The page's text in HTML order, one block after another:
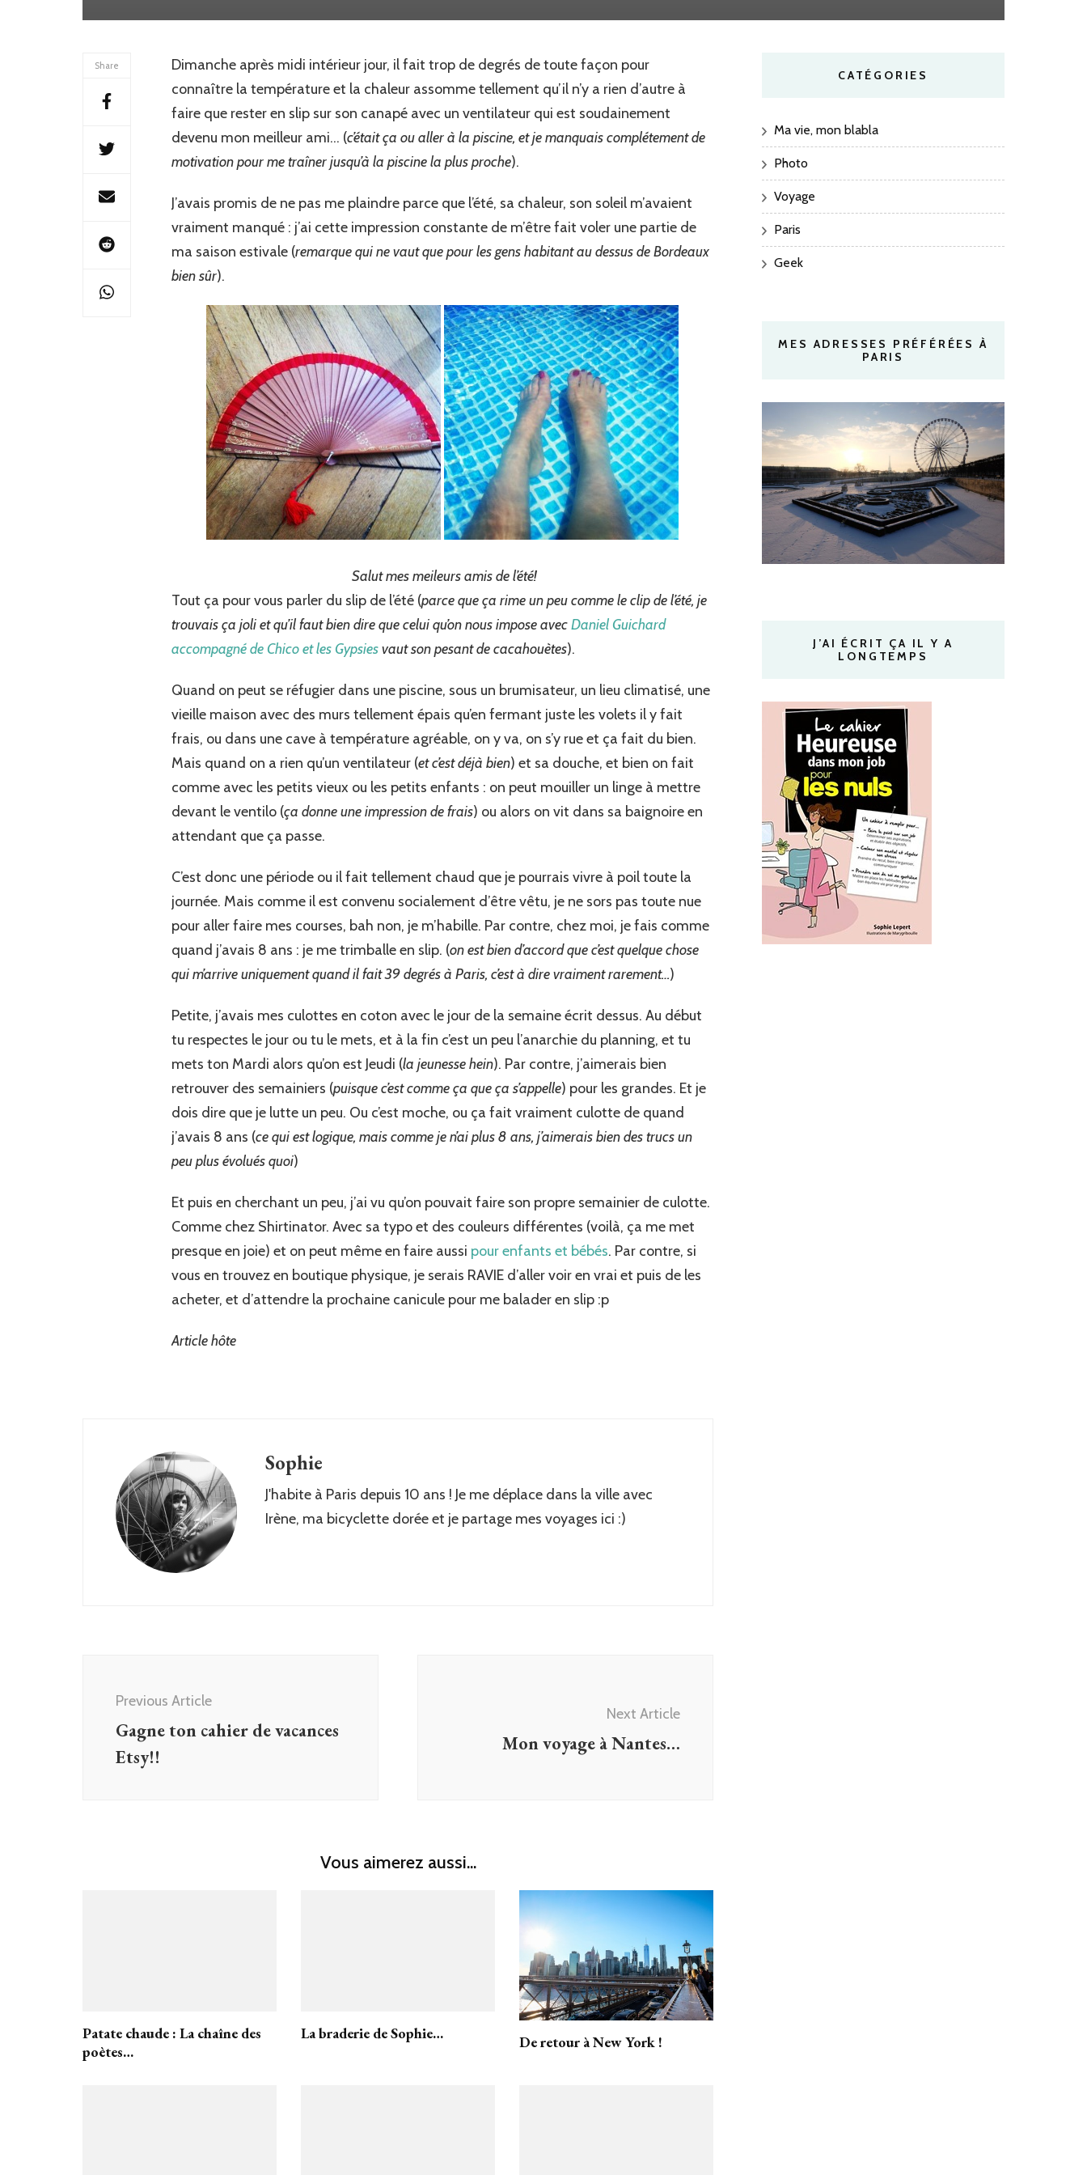
Share
Dimanche après midi intérieur jour, il fait trop de degrés de toute façon pour
connaître la température et la chaleur assomme tellement qu’il n’y a rien d’autre à
faire que rester en slip sur son canapé avec un ventilateur qui est soudainement
devenu mon meilleur ami… (c’était ça ou aller à la piscine, et je manquais complétement de
motivation pour me traîner jusqu’à la piscine la plus proche).
J’avais promis de ne pas me plaindre parce que l’été, sa chaleur, son soleil m’avaient
vraiment manqué : j’ai cette impression constante de m’être fait voler une partie de
ma saison estivale (remarque qui ne vaut que pour les gens habitant au dessus de Bordeaux
bien sûr).
Salut mes meileurs amis de l’été!
Tout ça pour vous parler du slip de l’été (parce que ça rime un peu comme le clip de l’été, je
trouvais ça joli et qu’il faut bien dire que celui qu’on nous impose avecDaniel Guichard
accompagné de Chico et les Gypsiesvaut son pesant de cacahouètes).
Quand on peut se réfugier dans une piscine, sous un brumisateur, un lieu climatisé, une
vieille maison avec des murs tellement épais qu’en fermant juste les volets il y fait
frais, ou dans une cave à température agréable, on y va, on s’y rue et ça fait du bien.
Mais quand on a rien qu’un ventilateur (et c’est déjà bien) et sa douche, et bien on fait
comme avec les petits vieux ou les petits enfants : on peut mouiller un linge à mettre
devant le ventilo (ça donne une impression de frais) ou alors on vit dans sa baignoire en
attendant que ça passe.
C’est donc une période ou il fait tellement chaud que je pourrais vivre à poil toute la
journée. Mais comme il est convenu socialement d’être vêtu, je ne sors pas toute nue
pour aller faire mes courses, bah non, je m’habille. Par contre, chez moi, je fais comme
quand j’avais 8 ans : je me trimballe en slip. (on est bien d’accord que c’est quelque chose
qui m’arrive uniquement quand il fait 39 degrés à Paris, c’est à dire vraiment rarement…)
Petite, j’avais mes culottes en coton avec le jour de la semaine écrit dessus. Au début
tu respectes le jour ou tu le mets, et à la fin c’est un peu l’anarchie du planning, et tu
mets ton Mardi alors qu’on est Jeudi (la jeunesse hein). Par contre, j’aimerais bien
retrouver des semainiers (puisque c’est comme ça que ça s’appelle) pour les grandes. Et je
dois dire que je lutte un peu. Ou c’est moche, ou ça fait vraiment culotte de quand
j’avais 8 ans (ce qui est logique, mais comme je n’ai plus 8 ans, j’aimerais bien des trucs un
peu plus évolués quoi)
Et puis en cherchant un peu, j’ai vu qu’on pouvait faire son propre semainier de culotte.
Comme chez Shirtinator. Avec sa typo et des couleurs différentes (voilà, ça me met
presque en joie) et on peut même en faire aussi pour enfants et bébés. Par contre, si
vous en trouvez en boutique physique, je serais RAVIE d’aller voir en vrai et puis de les
acheter, et d’attendre la prochaine canicule pour me balader en slip :p
Article hôte
Sophie
J'habite à Paris depuis 10 ans ! Je me déplace dans la ville avec
Irène, ma bicyclette dorée et je partage mes voyages ici :)
Navigation
Previous Article
Gagne ton cahier de vacances
Etsy!!
Next Article
Mon voyage à Nantes…
Vous aimerez aussi...
Patate chaude : La chaîne des
poètes…
La braderie de Sophie… De retour à New York !
CATÉGORIES
Ma vie, mon blabla
Photo
Voyage
Paris
Geek
MES ADRESSES PRÉFÉRÉES À
PARIS
J’AI ÉCRIT ÇA IL Y A
LONGTEMPS